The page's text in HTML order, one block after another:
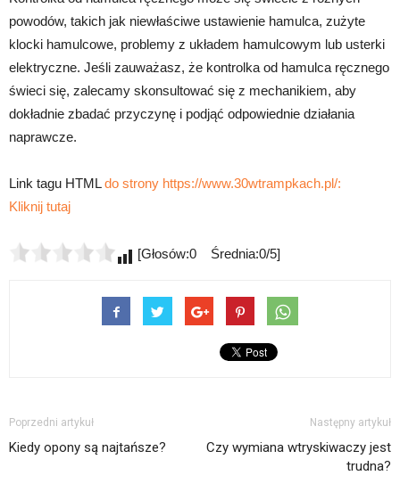
powodów, takich jak niewłaściwe ustawienie hamulca, zużyte
klocki hamulcowe, problemy z układem hamulcowym lub usterki
elektryczne. Jeśli zauważasz, że kontrolka od hamulca ręcznego
świeci się, zalecamy skonsultować się z mechanikiem, aby
dokładnie zbadać przyczynę i podjąć odpowiednie działania
naprawcze.
Link tagu HTMLdo strony https://www.30wtrampkach.pl/:
Kliknij tutaj
[Głosów:0 Średnia:0/5]
Poprzedni artykuł
Kiedy opony są najtańsze?
Następny artykuł
Czy wymiana wtryskiwaczy jest
trudna?